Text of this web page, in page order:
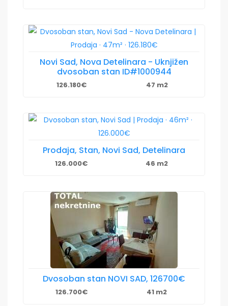
Novi Sad, Nova Detelinara - Uknjižen
dvosoban stan ID#1000944
126.180€ 47 m2
Prodaja, Stan, Novi Sad, Detelinara
126.000€ 46 m2
Dvosoban stan NOVI SAD, 126700€
126.700€ 41 m2